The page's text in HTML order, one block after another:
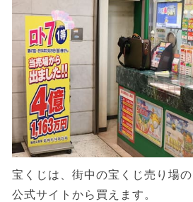
宝くじは、街中の宝くじ売り場
公式サイトから買えます。